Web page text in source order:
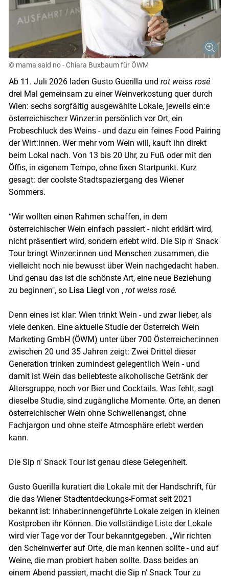
Skip to main content
© mama said no - Chiara Buxbaum für ÖWM
Ab 11. Juli 2026 laden Gusto Guerilla und rot weiss rosé
drei Mal gemeinsam zu einer Weinverkostung quer durch
Wien: sechs sorgfältig ausgewählte Lokale, jeweils ein:e
österreichische:r Winzer:in persönlich vor Ort, ein
Probeschluck des Weins - und dazu ein feines Food Pairing
der Wirt:innen. Wer mehr vom Wein will, kauft ihn direkt
beim Lokal nach. Von 13 bis 20 Uhr, zu Fuß oder mit den
Öffis, in eigenem Tempo, ohne fixen Startpunkt. Kurz
gesagt: der coolste Stadtspaziergang des Wiener
Sommers.
“Wir wollten einen Rahmen schaffen, in dem
österreichischer Wein einfach passiert - nicht erklärt wird,
nicht präsentiert wird, sondern erlebt wird. Die Sip n' Snack
Tour bringt Winzer:innen und Menschen zusammen, die
vielleicht noch nie bewusst über Wein nachgedacht haben.
Und genau das ist die schönste Art, eine neue Beziehung
zu beginnen", so Lisa Liegl von , rot weiss rosé.
Denn eines ist klar: Wien trinkt Wein - und zwar lieber, als
viele denken. Eine aktuelle Studie der Österreich Wein
Marketing GmbH (ÖWM) unter über 700 Österreicher:innen
zwischen 20 und 35 Jahren zeigt: Zwei Drittel dieser
Generation trinken zumindest gelegentlich Wein - und
damit ist Wein das beliebteste alkoholische Getränk der
Altersgruppe, noch vor Bier und Cocktails. Was fehlt, sagt
dieselbe Studie, sind zugängliche Momente. Orte, an denen
österreichischer Wein ohne Schwellenangst, ohne
Fachjargon und ohne steife Atmosphäre erlebt werden
kann.
Die Sip n' Snack Tour ist genau diese Gelegenheit.
Gusto Guerilla kuratiert die Lokale mit der Handschrift, für
die das Wiener Stadtentdeckungs-Format seit 2021
bekannt ist: Inhaber:innengeführte Lokale zeigen in kleinen
Kostproben ihr Können. Die vollständige Liste der Lokale
wird vier Tage vor der Tour bekanntgegeben. „Wir richten
den Scheinwerfer auf Orte, die man kennen sollte - und auf
Weine, die man probiert haben sollte. Dass beides an
einem Abend passiert, macht die Sip n' Snack Tour zu